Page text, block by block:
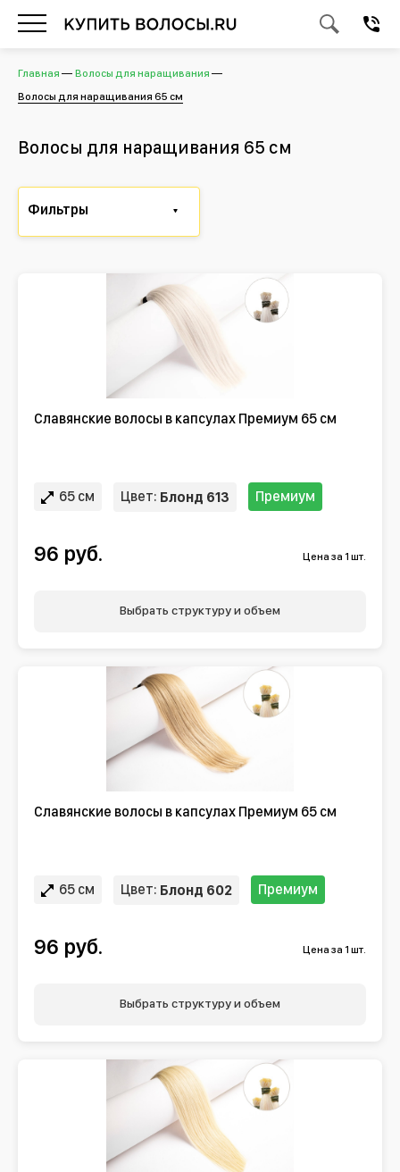
Главная
Волосы для наращивания
Волосы для наращивания 65 см
Волосы для наращивания 65 см
Фильтры
Славянские волосы в капсулах Премиум 65 см
65 см Цвет: Блонд 613 Премиум
96 руб. Цена за 1 шт.
Выбрать структуру и объем
Славянские волосы в капсулах Премиум 65 см
65 см Цвет: Блонд 602 Премиум
96 руб. Цена за 1 шт.
Выбрать структуру и объем